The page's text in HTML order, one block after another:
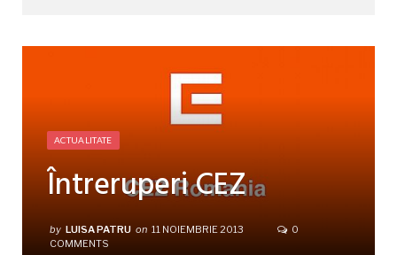
ACTUALITATE
Întreruperi CEZ
by LUISA PATRU on 11 NOIEMBRIE 2013
0
COMMENTS